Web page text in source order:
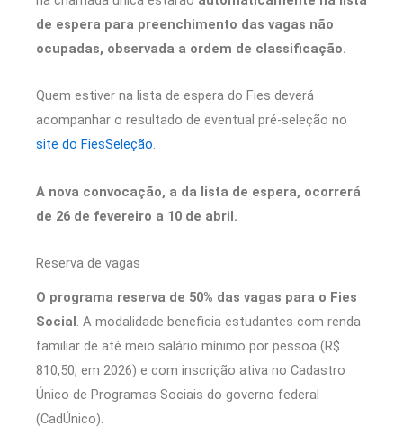
de espera para preenchimento das vagas não
ocupadas, observada a ordem de classificação.
Quem estiver na lista de espera do Fies deverá
acompanhar o resultado de eventual pré-seleção no
site do FiesSeleção.
A nova convocação, a da lista de espera, ocorrerá
de 26 de fevereiro a 10 de abril.
Reserva de vagas
O programa reserva de 50% das vagas para o Fies
Social. A modalidade beneficia estudantes com renda
familiar de até meio salário mínimo por pessoa (R$
810,50, em 2026) e com inscrição ativa no Cadastro
Único de Programas Sociais do governo federal
(CadÚnico).